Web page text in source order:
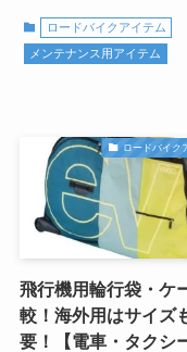
ロードバイクアイテム
メンテナンス用アイテム
ロードバイク
飛行機用輪行袋・ケ
較！海外用はサイズ
要！【電車・タクシ